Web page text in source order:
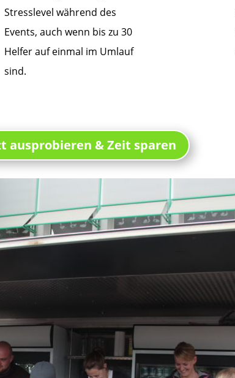
Stresslevel während des
Events, auch wenn bis zu 30
Helfer auf einmal im Umlauf
sind.
ausprobieren & Zeit sparen